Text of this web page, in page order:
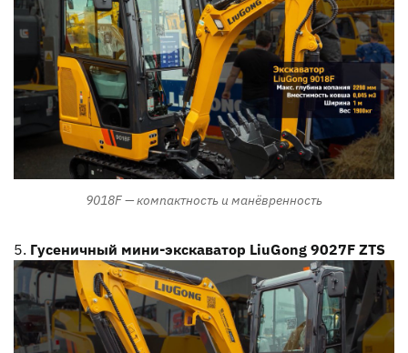
9018F — компактность и манёвренность
Гусеничный мини-экскаватор LiuGong 9027F ZTS